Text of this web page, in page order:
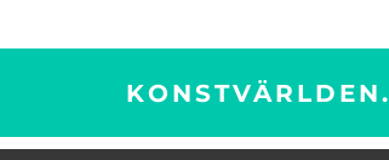
KONSTVÄRLDEN.